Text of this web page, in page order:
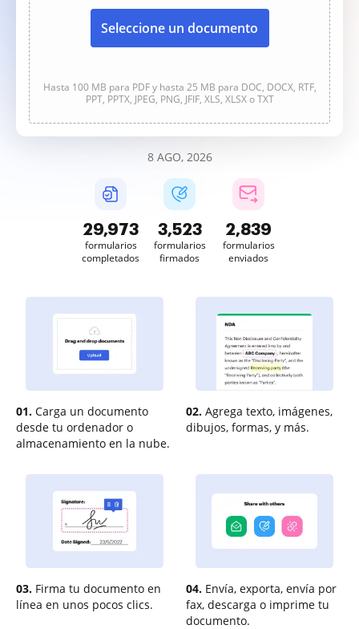
Seleccione un documento
Hasta 100 MB para PDF y hasta 25 MB para DOC, DOCX, RTF,
PPT, PPTX, JPEG, PNG, JFIF, XLS, XLSX o TXT
8 AGO, 2026
29,974
formularios
completados
3,523
formularios
firmados
2,839
formularios
enviados
01. Carga un documento
desde tu ordenador o
almacenamiento en la nube.
02. Agrega texto, imágenes,
dibujos, formas, y más.
03. Firma tu documento en
línea en unos pocos clics.
04. Envía, exporta, envía por
fax, descarga o imprime tu
documento.